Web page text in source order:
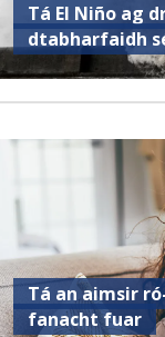
Tá El Niño ag
dtabharfaidh
Tá an aimsir
fanacht fuar